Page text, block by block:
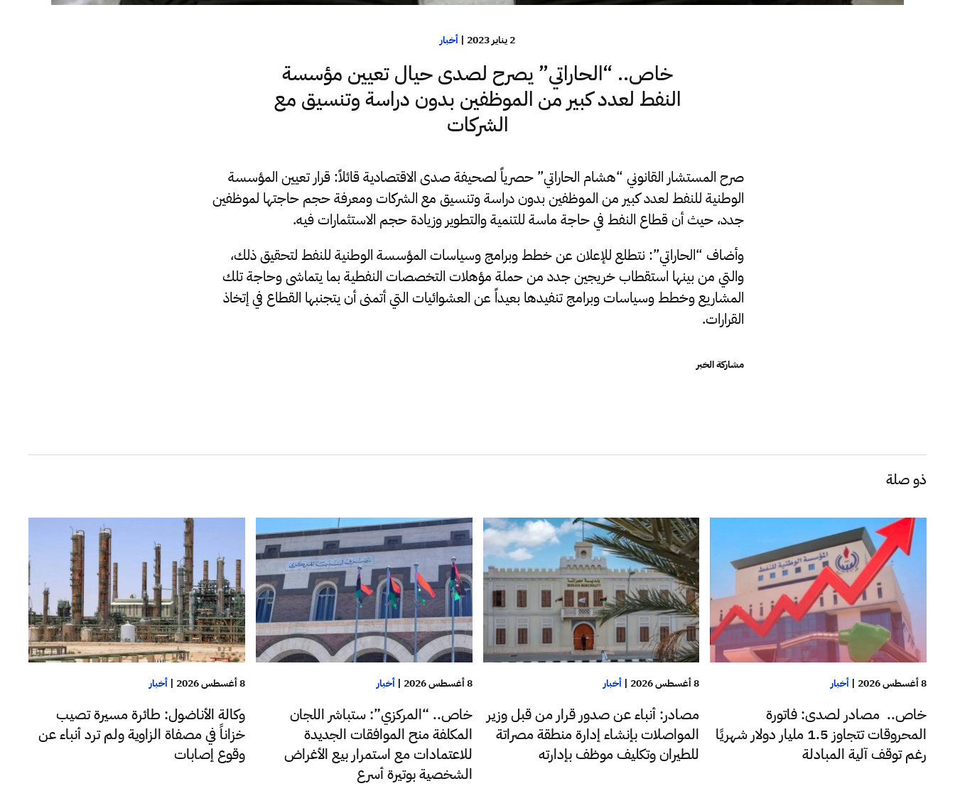
2 يناير 2023 | أخبار
خاص.. “الحاراتي” يصرح لصدى حيال تعيين مؤسسة
النفط لعدد كبير من الموظفين بدون دراسة وتنسيق مع
الشركات
صرح المستشار القانوني “هشام الحاراتي” حصرياً لصحيفة صدى الاقتصادية قائلاً: قرار تعيين المؤسسة
الوطنية للنفط لعدد كبير من الموظفين بدون دراسة وتنسيق مع الشركات ومعرفة حجم حاجتها لموظفين
جدد، حيث أن قطاع النفط في حاجة ماسة للتنمية والتطوير وزيادة حجم الاستثمارات فيه.
وأضاف “الحاراتي”: نتطلع للإعلان عن خطط وبرامج وسياسات المؤسسة الوطنية للنفط لتحقيق ذلك،
والتي من بينها استقطاب خريجين جدد من حملة مؤهلات التخصصات النفطية بما يتماشى وحاجة تلك
المشاريع وخطط وسياسات وبرامج تنفيدها بعيداً عن العشوائيات التي أتمنى أن يتجنبها القطاع في إتخاذ
القرارات.
مشاركة الخبر
ذو صلة
8 أغسطس 2026 | أخبار
خاص.. مصادر لصدى: فاتورة
المحروقات تتجاوز 1.5 مليار دولار شهريًا
رغم توقف آلية المبادلة
8 أغسطس 2026 | أخبار
مصادر: أنباء عن صدور قرار من قبل وزير
المواصلات بإنشاء إدارة منطقة مصراتة
للطيران وتكليف موظف بإدارته
8 أغسطس 2026 |أخبار
خاص.. “المركزي”: ستباشر اللجان
المكلفة منح الموافقات الجديدة
للاعتمادات مع استمرار بيع الأغراض
الشخصية بوتيرة أسرع
8 أغسطس 2026 |أخبار
وكالة الأناضول: طائرة مسيرة تصيب
خزاناً في مصفاة الزاوية ولم ترد أنباء عن
وقوع إصابات